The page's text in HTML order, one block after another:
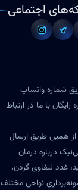
اجتماعی
شماره واتساپ
رایگان با ما در ارتباط
از همین طریق ارسال
درباره درمان
غدد لنفاوی گردن،
نواحی مختلف